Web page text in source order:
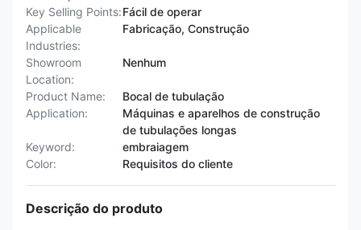
Key Selling Points:Fácil de operar
Applicable
Industries:
Fabricação, Construção
Showroom
Location:
Nenhum
Product Name:
Bocal de tubulação
Application:
Máquinas e aparelhos de construção
de tubulações longas
Keyword:
embraiagem
Color:
Requisitos do cliente
Descrição do produto